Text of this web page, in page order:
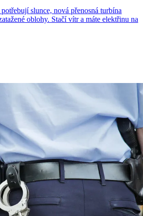
slunce, nová přenosná turbína
oblohy. Stačí vítr a máte elektřinu na